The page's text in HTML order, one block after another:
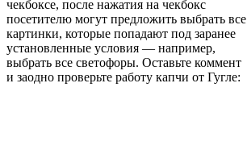
чекбоксе, после нажатия на чекбокс
посетителю могут предложить выбрать все
картинки, которые попадают под заранее
установленные условия — например,
выбрать все светофоры. Оставьте коммент
и заодно проверьте работу капчи от Гугле: